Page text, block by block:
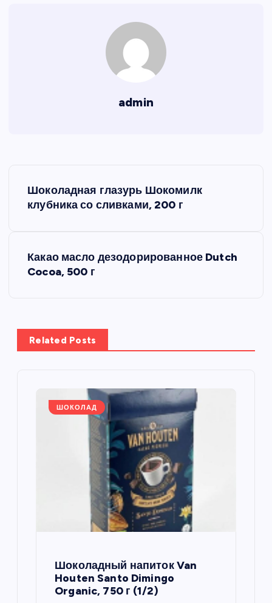
admin
а
ц
Шоколадная глазурь Шокомилк
клубника со сливками, 200 г
Какао масло дезодорированное Dutch
Cocoa, 500 г
Related Posts
ШОКОЛАД
Шоколадный напиток Van
Houten Santo Dimingo
Organic, 750 г (1/2)